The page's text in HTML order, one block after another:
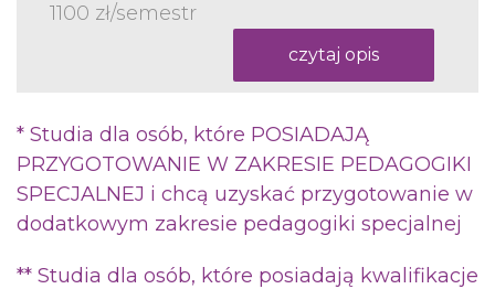
1100 zł/semestr
czytaj opis
* Studia dla osób, które POSIADAJĄ
PRZYGOTOWANIE W ZAKRESIE PEDAGOGIKI
SPECJALNEJ i chcą uzyskać przygotowanie w
dodatkowym zakresie pedagogiki specjalnej
** Studia dla osób, które posiadają kwalifikacje